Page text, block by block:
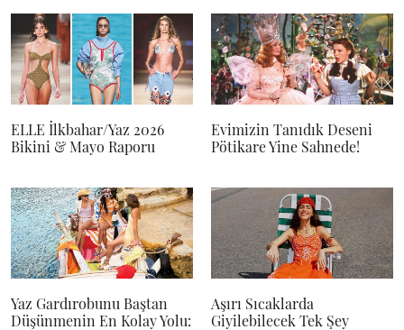
ELLE İlkbahar/Yaz 2026
Bikini & Mayo Raporu
Evimizin Tanıdık Deseni
Pötikare Yine Sahnede!
Yaz Gardırobunu Baştan
Düşünmenin En Kolay Yolu:
Aşırı Sıcaklarda
Giyilebilecek Tek Şey